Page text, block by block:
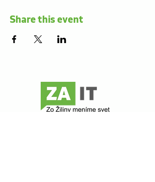
Share this event